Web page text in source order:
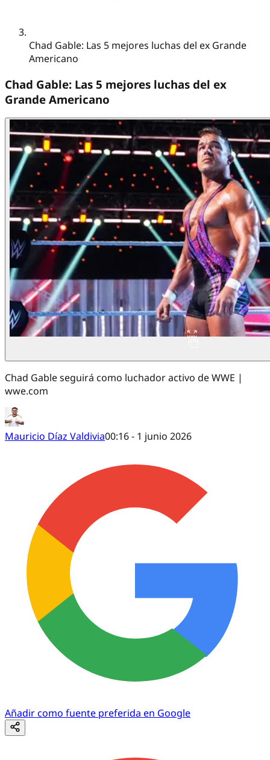
Chad Gable: Las 5 mejores luchas del ex Grande
Americano
Chad Gable: Las 5 mejores luchas del ex
Grande Americano
Chad Gable seguirá como luchador activo de WWE |
wwe.com
Mauricio Díaz Valdivia00:16 - 1 junio 2026
Añadir como fuente preferida en Google